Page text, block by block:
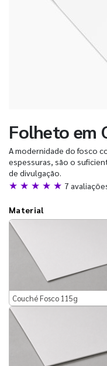
Folheto em
A modernidade do fosco
espessuras, são o
de divulgação.
★ ★ ★ ★ ★ 7
Material
Couché Fosco 115g